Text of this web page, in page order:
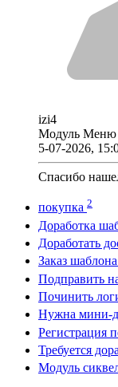
izi4
Модуль Меню
5-07-2026,
Спасибо
покупка 2
Доработка
Доработать
Заказ
Подправить
Починить
Нужна мини-
Регистрация
Требуется
Модуль